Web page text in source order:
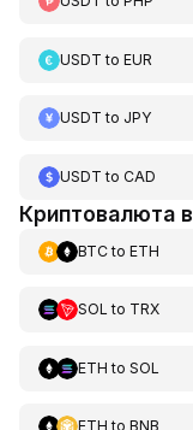
USDT to EUR
USDT to JPY
USDT to CAD
Криптовалюта
BTCto ETH
SOL to TRX
ETH to SOL
ETH to BNB